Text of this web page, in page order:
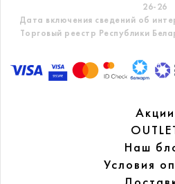
26-26
Дата включения сведений об
Торговый реестр Республики
Акции
Наш
Условия